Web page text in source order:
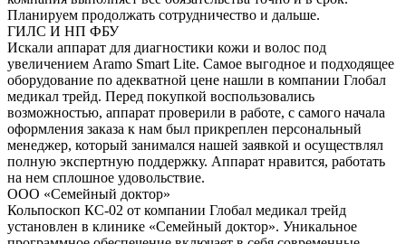
Планируем продолжать сотрудничество и дальше.
ГИЛС И НП ФБУ
Искали аппарат для диагностики кожи и волос под
увеличением Aramo Smart Lite. Самое выгодное и подходящее
оборудование по адекватной цене нашли в компании Глобал
медикал трейд. Перед покупкой воспользовались
возможностью, аппарат проверили в работе, с самого начала
оформления заказа к нам был прикреплен персональный
менеджер, который занимался нашей заявкой и осуществлял
полную экспертную поддержку. Аппарат нравится, работать
на нем сплошное удовольствие.
ООО «Семейный доктор»
Кольпоскоп КС-02 от компании Глобал медикал трейд
установлен в клинике «Семейный доктор». Уникальное